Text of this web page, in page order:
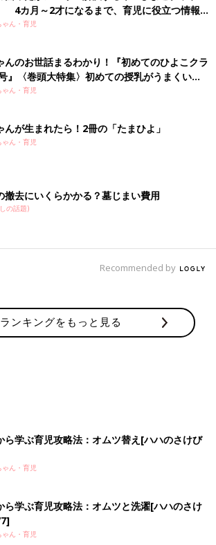
たおもちゃは出番がないので、存在を忘れな
っていました。
みたい！と思い遊ばせてみたら
ド行きでした。
ついてもっと知りたい方はコチラ↓
：@Omutsu_oh
話
育児漫
ローン
4カ月～2才になるまで、育児に役立つ情報が
い！
ゃん・育児
んのお世話まるわかり！『初めてのひよこクラ
』〈巻頭大特集〉初めての授乳がうまくい
っぱい・ミルクの基本と夏のトラブル 解決テ
ゃん・育児
んが生まれたら！2冊の「たまひよ」
ゃん・育児
撤去にいくらかかる？墓じまい費用
の話題)
Recommended by
ランキングをもっと見る
ら学ぶ育児攻略法：オムツ替え[ハハのさけび
ゃん・育児
ら学ぶ育児攻略法：オムツと洗濯[ハハのさけ
ゃん・育児